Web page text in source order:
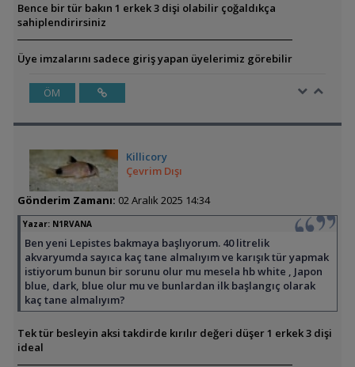
Bence bir tür bakın 1 erkek 3 dişi olabilir çoğaldıkça
sahiplendirirsiniz
Üye imzalarını sadece giriş yapan üyelerimiz görebilir
ÖM
Killicory
Çevrim Dışı
Gönderim Zamanı: 02 Aralık 2025 14:34
Yazar: N1RVANA
Ben yeni Lepistes bakmaya başlıyorum. 40 litrelik
akvaryumda sayıca kaç tane almalıyım ve karışık tür yapmak
istiyorum bunun bir sorunu olur mu mesela hb white , Japon
blue, dark, blue olur mu ve bunlardan ilk başlangıç olarak
kaç tane almalıyım?
Tek tür besleyin aksi takdirde kırılır değeri düşer 1 erkek 3 dişi
ideal